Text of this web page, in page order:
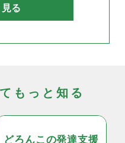
見る
もっと知る
どろんこの発達支援